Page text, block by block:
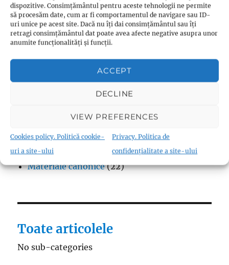
dispozitive. Consimțământul pentru aceste tehnologii ne permite
să procesăm date, cum ar fi comportamentul de navigare sau ID-
uri unice pe acest site. Dacă nu îți dai consimțământul sau îți
retragi consimțământul dat poate avea afecte negative asupra unor
anumite funcționalități și funcții.
ACCEPT
DECLINE
VIEW PREFERENCES
Cookies policy. Politică cookie-
uri a site-ului
Privacy. Politica de
confidențialitate a site-ului
Protestantism – aspecte generale(13)
Reforme(9)
Teologie(10)
Thomas Müntzer(1)
Fraternism
Biserica Înfrățirii Religiilor (Biserica
Fraternistă)
Materiale canonice(22)
Toate articolele
No sub-categories